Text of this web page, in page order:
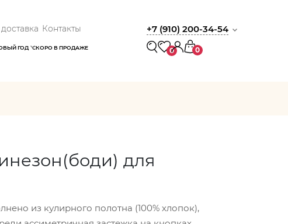
Контакты
ГОД СКОРО В ПРОДАЖЕ
+7 (910) 200-34-54
0 0
для
из кулирного полотна (100% хлопок),